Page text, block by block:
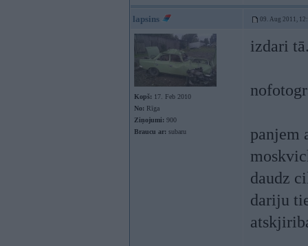
lapsins 09. Aug 2011,
Kopš: 17. Feb 2010
No: Rīga
Ziņojumi: 900
Braucu ar: subaru
izdari
panjem
daudz
dariju